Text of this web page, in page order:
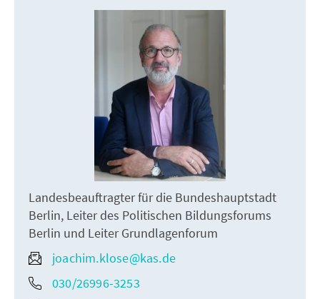
Landesbeauftragter für die Bundeshauptstadt
Berlin, Leiter des Politischen Bildungsforums
Berlin und Leiter Grundlagenforum
joachim.klose@kas.de
030/26996-3253